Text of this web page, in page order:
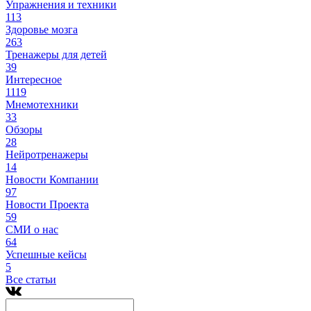
Упражнения и техники
113
Здоровье мозга
263
Тренажеры для детей
39
Интересное
1119
Мнемотехники
33
Обзоры
28
Нейротренажеры
14
Новости Компании
97
Новости Проекта
59
СМИ о нас
64
Успешные кейсы
5
Все статьи